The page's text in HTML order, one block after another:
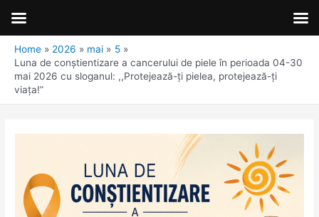
Home 2026 mai
5
Luna de conștientizare a cancerului de piele în perioada 04-30
mai 2026 cu sloganul: ,,Protejează-ți pielea, protejează-ți
viața!”